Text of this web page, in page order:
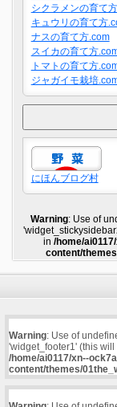
シクラメンの育て
キュウリの育て方
ナスの育て方.com
スイカの育て方
トマトの育て方
ジャガイモ栽培
にほんブログ村
Warning: Use of
in/home/
content/
Warning: Use of
'widget_footer1' (this
/home/ai0117/xn--
content/themes/